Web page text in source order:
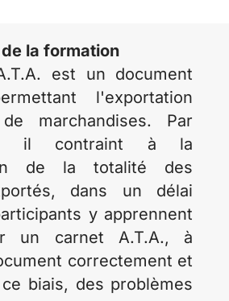
la formation
est un document
l'exportation
marchandises. Par
il contraint à la
de la totalité des
dans un délai
y apprennent
un carnet A.T.A., à
correctement et
biais, des problèmes